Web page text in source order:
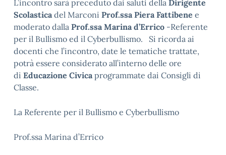
L’incontro sarà preceduto dai saluti della Dirigente
Scolasticadel Marconi Prof.ssa Piera Fattibene e
moderato dalla Prof.ssa Marina d’Errico -Referente
per il Bullismo ed il Cyberbullismo. Si ricorda ai
docenti che l’incontro, date le tematiche trattate,
potrà essere considerato all’interno delle ore
di Educazione Civicaprogrammate dai Consigli di
Classe.
La Referente per il Bullismo e Cyberbullismo
Prof.ssa Marina d’Errico